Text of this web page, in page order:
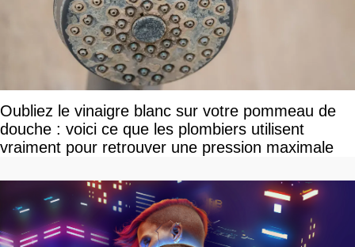
Oubliez le vinaigre blanc sur votre pommeau de
douche : voici ce que les plombiers utilisent
vraiment pour retrouver une pression maximale